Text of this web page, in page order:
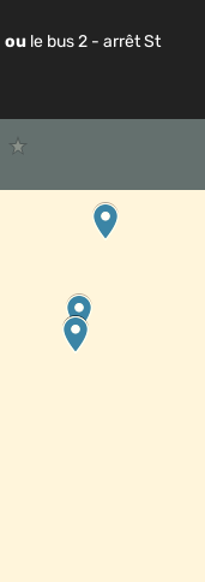
ou le bus 2 - arrêt St